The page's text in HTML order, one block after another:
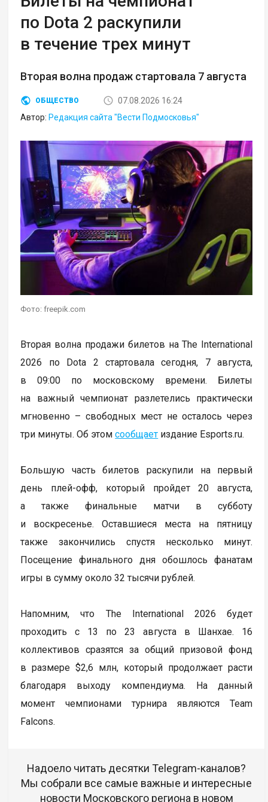
по Dota 2 раскупили
в течение трех минут
Вторая волна продаж стартовала 7 августа
ОБЩЕСТВО
07.08.2026 16:24
Автор: Редакция сайта "Вести Подмосковья"
Фото: freepik.com
Вторая волна продажи билетов на The International
2026 по Dota 2 стартовала сегодня, 7 августа,
в 09:00 по московскому времени. Билеты
на важный чемпионат разлетелись практически
мгновенно – свободных мест не осталось через
три минуты. Об этомсообщает издание Esports.ru.
Большую часть билетов раскупили на первый
день плей-офф, который пройдет 20 августа,
а также финальные матчи в субботу
и воскресенье. Оставшиеся места на пятницу
также закончились спустя несколько минут.
Посещение финального дня обошлось фанатам
игры в сумму около 32 тысячи рублей.
Напомним, что The International 2026 будет
проходить с 13 по 23 августа в Шанхае. 16
коллективов сразятся за общий призовой фонд
в размере $2,6 млн, который продолжает расти
благодаря выходу компендиума. На данный
момент чемпионами турнира являются Team
Falcons.
Надоело читать десятки Telegram-каналов?
Мы собрали все самые важные и интересные
новости Московского региона в новом